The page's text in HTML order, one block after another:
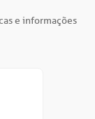
e informações